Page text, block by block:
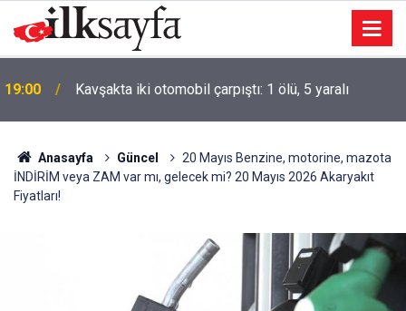
19:00 Kavşakta iki otomobil çarpıştı: 1 ölü, 5 yaralı
Anasayfa Güncel
20 Mayıs Benzine, motorine, mazota
İNDİRİM veya ZAM var mı, gelecek mi? 20 Mayıs 2026 Akaryakıt
Fiyatları!